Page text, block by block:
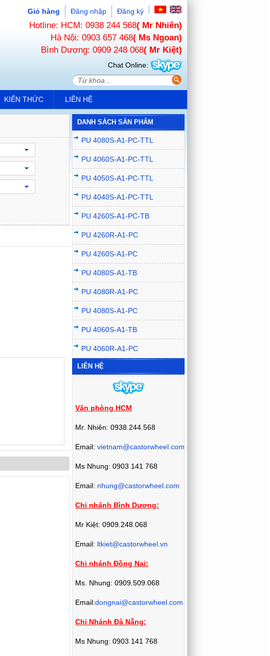
Đăng nhập Đăng ký
Giỏ hàng
Hotline: HCM: 0938 244 568( Mr Nhiên)
Hà Nội: 0903 657 468( Ms Ngoan)
Bình Dương: 0909 248 068( Mr Kiệt)
Chat Online:
KIẾN THỨC LIÊN HỆ
DANH SÁCH SẢN PHẨM
PU 4080S-A1-PC-TTL
PU 4060S-A1-PC-TTL
PU 4050S-A1-PC-TTL
PU 4040S-A1-PC-TTL
PU 4260S-A1-PC-TB
PU 4260R-A1-PC
PU 4260S-A1-PC
PU 4080S-A1-TB
PU 4080R-A1-PC
PU 4080S-A1-PC
PU 4060S-A1-TB
PU 4060R-A1-PC
LIÊN HỆ
Văn phòng HCM
Mr. Nhiên: 0938.244.568
Email: vietnam@castorwheel.com
Ms Nhung: 0903 141 768
Email: nhung@castorwheel.com
Chi nhánh Bình Dương:
Mr Kiệt: 0909.248.068
Email: ltkiet@castorwheel.vn
Chi nhánh Đồng Nai:
Ms. Nhung: 0909.509.068
Email:dongnai@castorwheel.com
Chi Nhánh Đà Nẵng:
Ms Nhung: 0903 141 768